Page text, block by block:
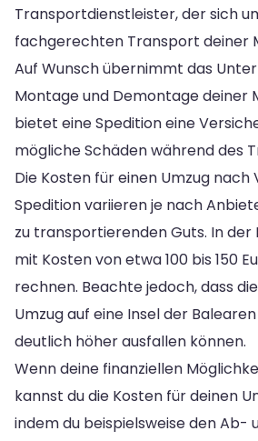
Transportdienstleister, der sich
fachgerechten Transport deiner
Auf Wunsch übernimmt das
Montage und Demontage deiner
bietet eine Spedition eine
mögliche Schäden während des
Die Kosten für einen Umzug nach
Spedition variieren je nach
zu transportierenden Guts. In der
mit Kosten von etwa 100 bis 150
rechnen. Beachte jedoch, dass
Umzug auf eine Insel der
deutlich höher ausfallen können.
Wenn deine finanziellen
kannst du die Kosten für deinen
indem du beispielsweise den Ab-